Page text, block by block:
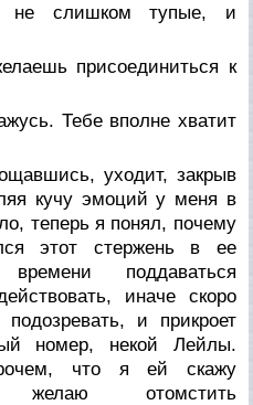
не слишком тупые, и
присоединиться к
Тебе вполне хватит
уходит, закрыв
кучу эмоций у меня в
теперь я понял, почему
этот стержень в ее
поддаваться
иначе скоро
и прикроет
номер, некой Лейлы.
что я ей скажу
желаю отомстить